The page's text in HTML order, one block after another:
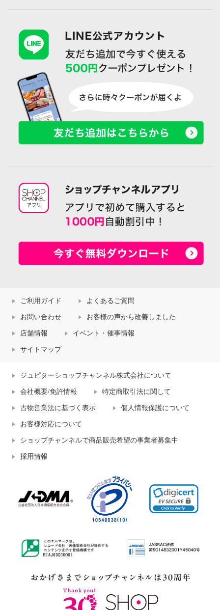
ご利用ガイド よくあるご質問
お問い合わせ お客様の声から改善しました
店舗情報 イベント・催事情報
サイトマップ
ジュピターショップチャンネル株式会社について
会社概要/免許情報 特定商取引法に関して
古物営業法に基づく表示 個人情報保護について
お客様対応について
ショップチャンネルで商品販売希望の事業者募集中
採用情報